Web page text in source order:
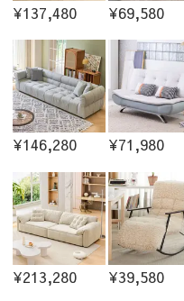
¥137,480 ¥69,580
¥146,280 ¥71,980
¥213,280 ¥39,580